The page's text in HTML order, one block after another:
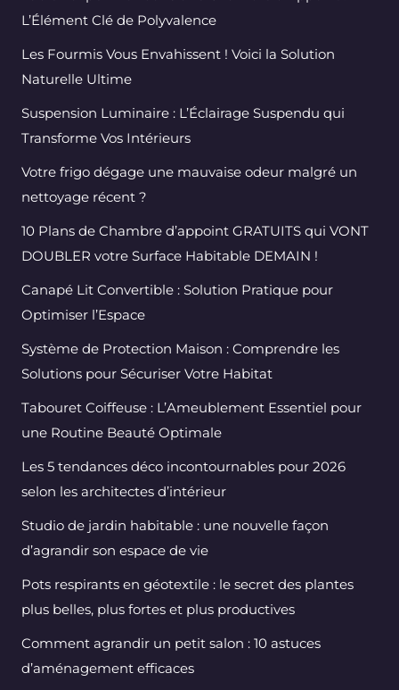
L’Élément Clé de Polyvalence
Les Fourmis Vous Envahissent ! Voici la Solution
Naturelle Ultime
Suspension Luminaire : L’Éclairage Suspendu qui
Transforme Vos Intérieurs
Votre frigo dégage une mauvaise odeur malgré un
nettoyage récent ?
10 Plans de Chambre d’appoint GRATUITS qui VONT
DOUBLER votre Surface Habitable DEMAIN !
Canapé Lit Convertible : Solution Pratique pour
Optimiser l’Espace
Système de Protection Maison : Comprendre les
Solutions pour Sécuriser Votre Habitat
Tabouret Coiffeuse : L’Ameublement Essentiel pour
une Routine Beauté Optimale
Les 5 tendances déco incontournables pour 2026
selon les architectes d’intérieur
Studio de jardin habitable : une nouvelle façon
d’agrandir son espace de vie
Pots respirants en géotextile : le secret des plantes
plus belles, plus fortes et plus productives
Comment agrandir un petit salon : 10 astuces
d’aménagement efficaces